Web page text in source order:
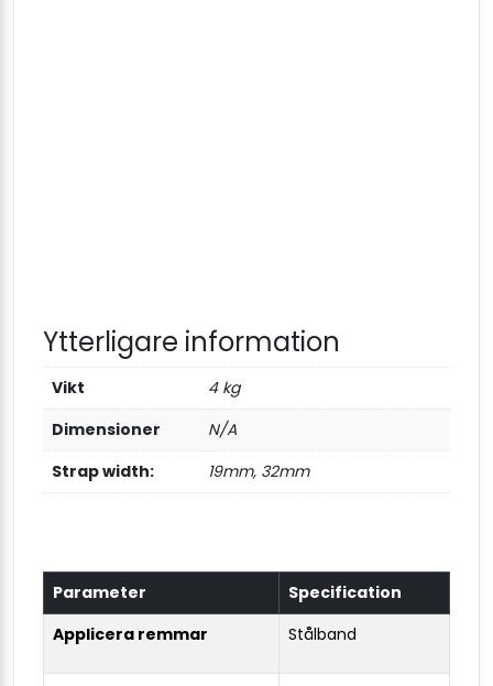
Ytterligare information
Vikt
4 kg
Dimensioner
N/A
Strap width:
19mm, 32mm
Parameter
Specification
Applicera remmar
Stålband